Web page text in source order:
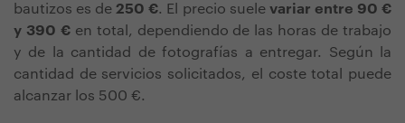
bautizos es de250 €. El precio suele variar entre 90 €
y 390 €en total, dependiendo de las horas de trabajo
y de la cantidad de fotografías a entregar. Según la
cantidad de servicios solicitados, el coste total puede
alcanzar los 500 €.